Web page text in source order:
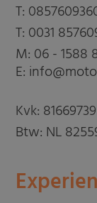
T:
T: 0031
M: 06 - 1588
E:
Kvk: 81669739
Btw: NL